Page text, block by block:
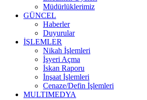
Müdürlüklerimiz
GÜNCEL
Haberler
Duyurular
İŞLEMLER
Nikah İşlemleri
İşyeri Açma
İskan Raporu
İnşaat İşlemleri
Cenaze/Defin İşlemleri
MULTIMEDYA